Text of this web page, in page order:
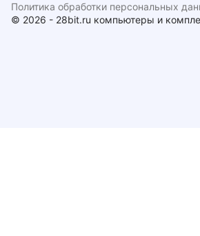
© 2026 - 28bit.ru компьютеры и
Политика обработки персональных